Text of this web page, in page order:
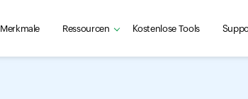
Merkmale Ressourcen Kostenlose Tools